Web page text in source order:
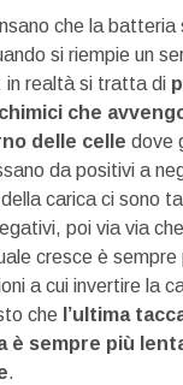
che la batteria
si riempie un
in realtà si tratta di
che
delle celle dove
da positivi a
della carica ci sono
poi via via
cresce è sempre
a cui invertire la
che l’ultima
è sempre più
.